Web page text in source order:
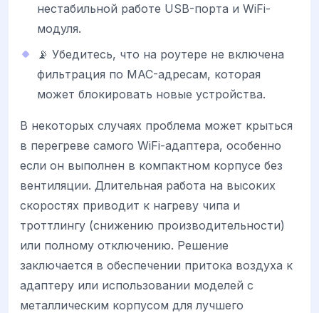
нестабильной работе USB-порта и WiFi-
модуля.
📡 Убедитесь, что на роутере не включена
фильтрация по MAC-адресам, которая
может блокировать новые устройства.
В некоторых случаях проблема может крыться
в перегреве самого WiFi-адаптера, особенно
если он выполнен в компактном корпусе без
вентиляции. Длительная работа на высоких
скоростях приводит к нагреву чипа и
троттлингу (снижению производительности)
или полному отключению. Решение
заключается в обеспечении притока воздуха к
адаптеру или использовании моделей с
металлическим корпусом для лучшего